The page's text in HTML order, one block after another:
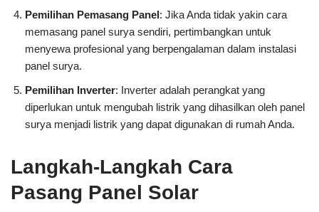
Pemilihan Pemasang Panel: Jika Anda tidak yakin cara
memasang panel surya sendiri, pertimbangkan untuk
menyewa profesional yang berpengalaman dalam instalasi
panel surya.
Pemilihan Inverter: Inverter adalah perangkat yang
diperlukan untuk mengubah listrik yang dihasilkan oleh panel
surya menjadi listrik yang dapat digunakan di rumah Anda.
Langkah-Langkah Cara
Pasang Panel Solar